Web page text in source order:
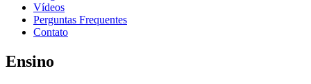
Vídeos
Perguntas Frequentes
Contato
Ensino